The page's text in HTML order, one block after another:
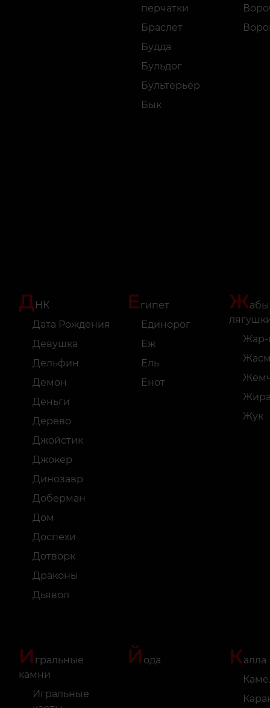
перчатки
Браслет
Будда
Бульдог
Бультерьер
Бык
ДНК
Дата Рождения
Девушка
Дельфин
Демон
Деньги
Дерево
Джойстик
Джокер
Динозавр
Доберман
Дом
Доспехи
Дотворк
Драконы
Дьявол
Египет
Единорог
Еж
Ель
Енот
Ж
Жар-
Жук
И гральные
камни
Игральные
Й ода Калла